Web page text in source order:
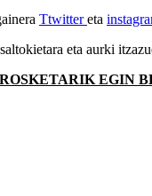
Ttwittereta
eta aurki
EGIN